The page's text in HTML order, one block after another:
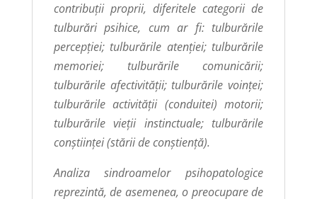
contribuţii proprii, diferitele categorii de
tulburări psihice, cum ar fi: tulburările
percepţiei; tulburările atenţiei; tulburările
memoriei; tulburările comunicării;
tulburările afectivităţii; tulburările voinţei;
tulburările activităţii (conduitei) motorii;
tulburările vieţii instinctuale; tulburările
conştiinţei (stării de conştienţă).
Analiza sindroamelor psihopatologice
reprezintă, de asemenea, o preocupare de